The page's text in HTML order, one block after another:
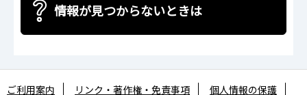
情報が見つからないときは
ご利用案内 リンク・著作権・免責事項
個人情報の保護